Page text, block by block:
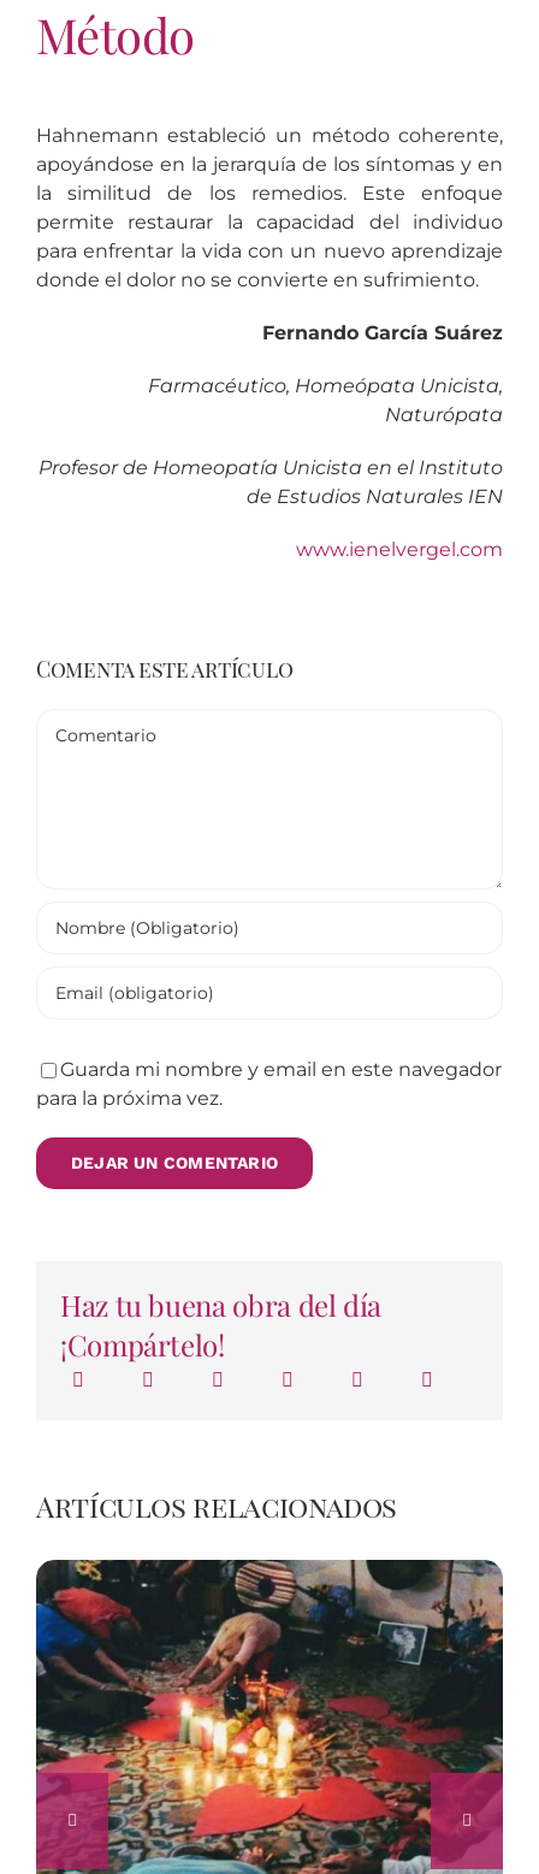
Método
Hahnemann estableció un método coherente,
apoyándose en la jerarquía de los síntomas y en
la similitud de los remedios. Este enfoque
permite restaurar la capacidad del individuo
para enfrentar la vida con un nuevo aprendizaje
donde el dolor no se convierte en sufrimiento.
Fernando García Suárez
Farmacéutico, Homeópata Unicista,
Naturópata
Profesor de Homeopatía Unicista en el Instituto
de Estudios Naturales IEN
www.ienelvergel.com
Comenta este artículo
Guarda mi nombre y email en este navegador
para la próxima vez.
Haz tu buena obra del día
¡Compártelo!
Artículos relacionados